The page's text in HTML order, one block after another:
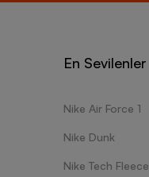
En Sevilenler
Nike Air Force 1
Nike Dunk
Nike Tech Fleece